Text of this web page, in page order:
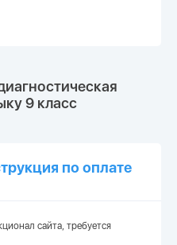
9 класс
по оплате
сайта, требуется